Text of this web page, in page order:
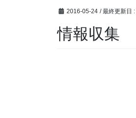
2016-05-24 / 最終更新日 :
情報収集